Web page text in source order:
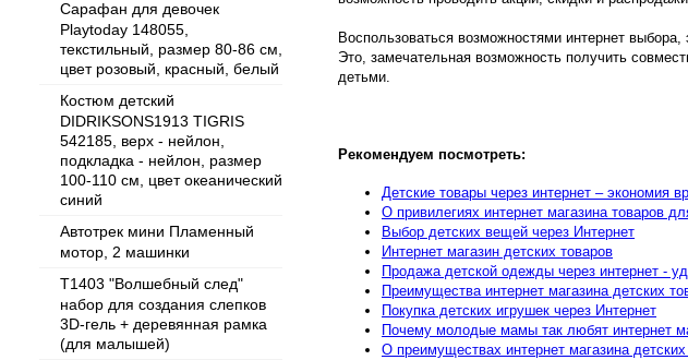
Сарафан для девочек
Playtoday 148055,
текстильный, размер 80-86 см,
цвет розовый, красный, белый
Костюм детский
DIDRIKSONS1913 TIGRIS
542185, верх - нейлон,
подкладка - нейлон, размер
100-110 см, цвет океанический
синий
Автотрек мини Пламенный
мотор, 2 машинки
T1403 "Волшебный след"
набор для создания слепков
3D-гель + деревянная рамка
(для малышей)
Воспользоваться возможностями интернет выбора,
Это, замечательная возможность получить
детьми.
Рекомендуем посмотреть:
Детские товары через интернет – экономия
О привилегиях интернет магазина товаров
Выбор детских вещей через Интернет
Интернет магазин детских товаров
Продажа детской одежды через интернет -
Преимущества интернет магазина детских
Покупка детских игрушек через Интернет
Почему молодые мамы так любят интернет
О преимуществах интернет магазина детских